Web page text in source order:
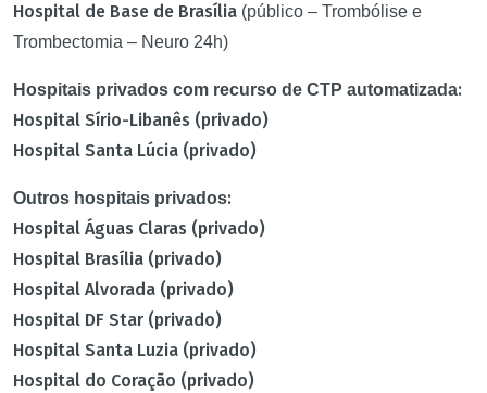
Hospital de Base de Brasília (público – Trombólise e
Trombectomia – Neuro 24h)
Hospitais privados com recurso de CTP automatizada:
Hospital Sírio-Libanês (privado)
Hospital Santa Lúcia (privado)
Outros hospitais privados:
Hospital Águas Claras (privado)
Hospital Brasília (privado)
Hospital Alvorada (privado)
Hospital DF Star (privado)
Hospital Santa Luzia (privado)
Hospital do Coração (privado)